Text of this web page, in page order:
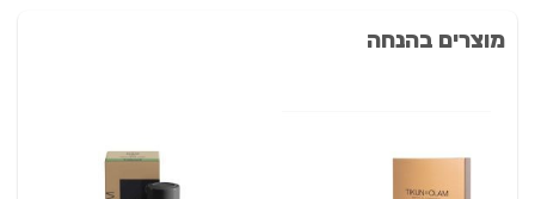
מוצרים בהנחה